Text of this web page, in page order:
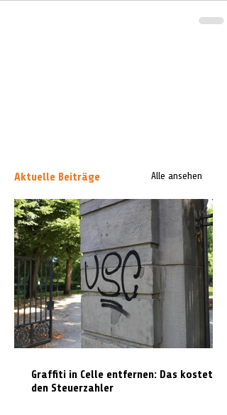
Aktuelle Beiträge Alle ansehen
Graffiti in Celle entfernen: Das kostet es
den Steuerzahler